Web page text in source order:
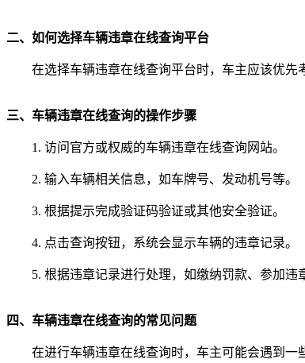
二、如何选择车辆违章在线查询平台
在选择车辆违章在线查询平台时，车主应该优先
三、车辆违章在线查询的操作步骤
1. 访问官方或权威的车辆违章在线查询网站。
2. 输入车辆相关信息，如车牌号、发动机号等。
3. 根据提示完成验证码验证或其他安全验证。
4. 点击查询按钮，系统会显示车辆的违章记录。
5. 根据违章记录进行处理，如缴纳罚款、参加违
四、车辆违章在线查询的常见问题
在进行车辆违章在线查询时，车主可能会遇到一